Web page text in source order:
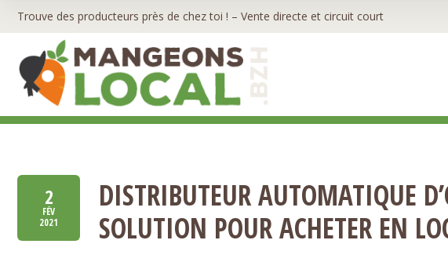
Trouve des producteurs près de chez toi ! – Vente directe et circuit court
2
FÉV
2021
DISTRIBUTEUR AUTOMATIQUE
SOLUTION POUR ACHETER EN